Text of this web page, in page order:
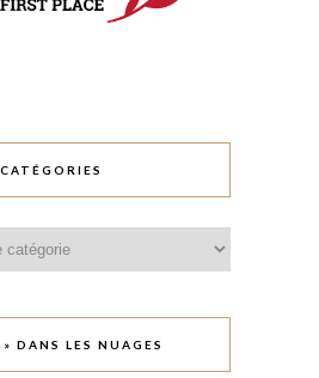
CATÉGORIES
DANS LES NUAGES